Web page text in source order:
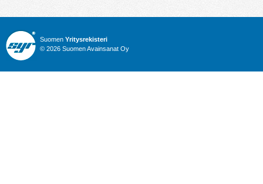
Suomen Yritysrekisteri
© 2026 Suomen Avainsanat Oy